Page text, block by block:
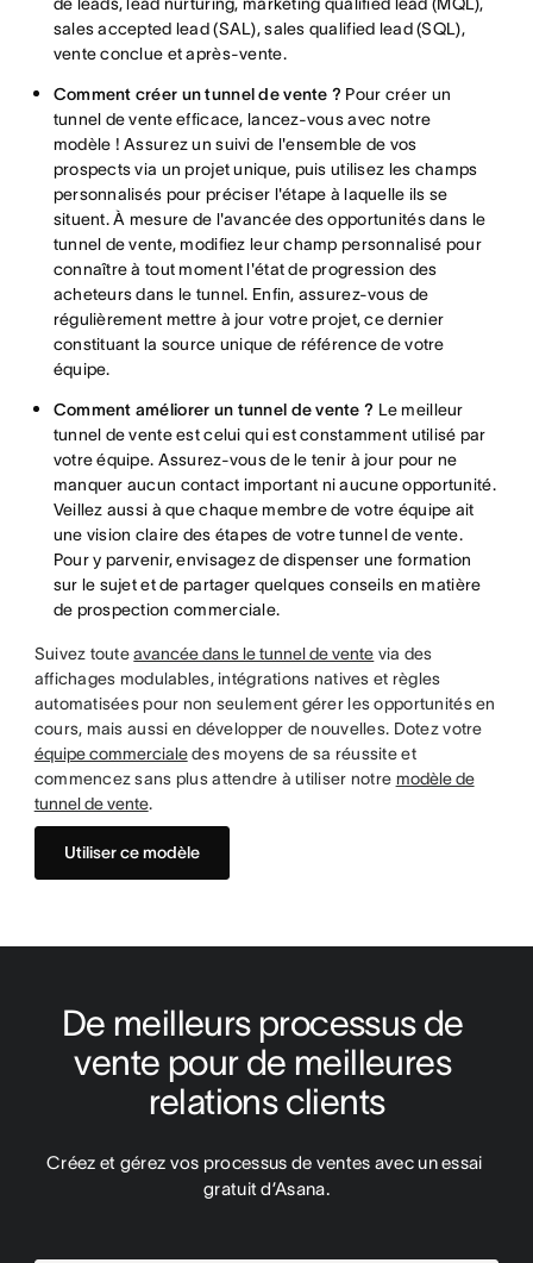
sales accepted lead (SAL), sales qualified lead (SQL),
vente conclue et après-vente.
Comment créer un tunnel de vente ? Pour créer un
tunnel de vente efficace, lancez-vous avec notre
modèle ! Assurez un suivi de l'ensemble de vos
prospects via un projet unique, puis utilisez les champs
personnalisés pour préciser l'étape à laquelle ils se
situent. À mesure de l'avancée des opportunités dans le
tunnel de vente, modifiez leur champ personnalisé pour
connaître à tout moment l'état de progression des
acheteurs dans le tunnel. Enfin, assurez-vous de
régulièrement mettre à jour votre projet, ce dernier
constituant la source unique de référence de votre
équipe.
Comment améliorer un tunnel de vente ? Le meilleur
tunnel de vente est celui qui est constamment utilisé par
votre équipe. Assurez-vous de le tenir à jour pour ne
manquer aucun contact important ni aucune opportunité.
Veillez aussi à que chaque membre de votre équipe ait
une vision claire des étapes de votre tunnel de vente.
Pour y parvenir, envisagez de dispenser une formation
sur le sujet et de partager quelques conseils en matière
de prospection commerciale.
Suivez touteavancée dans le tunnel de vente via des
affichages modulables, intégrations natives et règles
automatisées pour non seulement gérer les opportunités en
cours, mais aussi en développer de nouvelles. Dotez votre
équipe commercialedes moyens de sa réussite et
commencez sans plus attendre à utiliser notre modèle de
tunnel de vente.
Utiliser ce modèle
De meilleurs processus de
vente pour de meilleures
relations clients
Créez et gérez vos processus de ventes avec un essai
gratuit d’Asana.